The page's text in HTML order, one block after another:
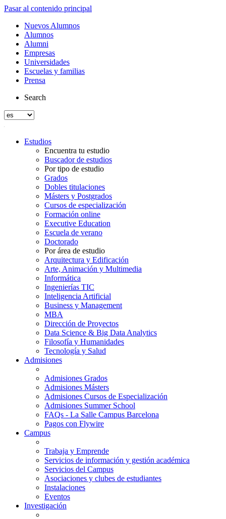
Pasar al contenido principal
Nuevos Alumnos
Alumnos
Alumni
Empresas
Universidades
Escuelas y familias
Prensa
Search
Estudios
Encuentra tu estudio
Buscador de estudios
Por tipo de estudio
Grados
Dobles titulaciones
Másters y Postgrados
Cursos de especialización
Formación online
Executive Education
Escuela de verano
Doctorado
Por área de estudio
Arquitectura y Edificación
Arte, Animación y Multimedia
Informática
Ingenierías TIC
Inteligencia Artificial
Business y Management
MBA
Dirección de Proyectos
Data Science & Big Data Analytics
Filosofía y Humanidades
Tecnología y Salud
Admisiones
Admisiones Grados
Admisiones Másters
Admisiones Cursos de Especialización
Admisiones Summer School
FAQs - La Salle Campus Barcelona
Pagos con Flywire
Campus
Trabaja y Emprende
Servicios de información y gestión académica
Servicios del Campus
Asociaciones y clubes de estudiantes
Instalaciones
Eventos
Investigación